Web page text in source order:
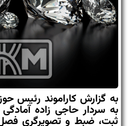
به گزارش كاراموند رئیس
به سردار حاجی زاده
ثبت، ضبط و تصویرگری